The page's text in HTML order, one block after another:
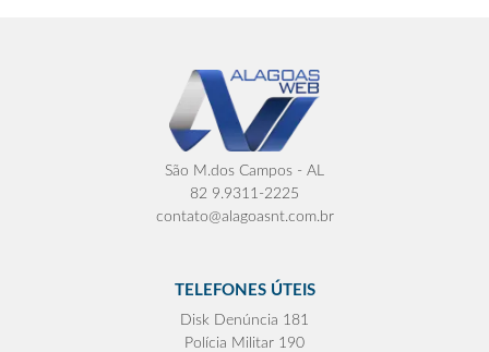
São M.dos Campos - AL
82 9.9311-2225
contato@alagoasnt.com.br
TELEFONES ÚTEIS
Disk Denúncia 181
Polícia Militar 190